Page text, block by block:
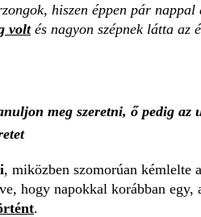
hiszen éppen pár
voltés nagyon szépnek látta az
meg szeretni, ő pedig az
, miközben szomorúan kémlelte
hogy napokkal korábban egy,
.